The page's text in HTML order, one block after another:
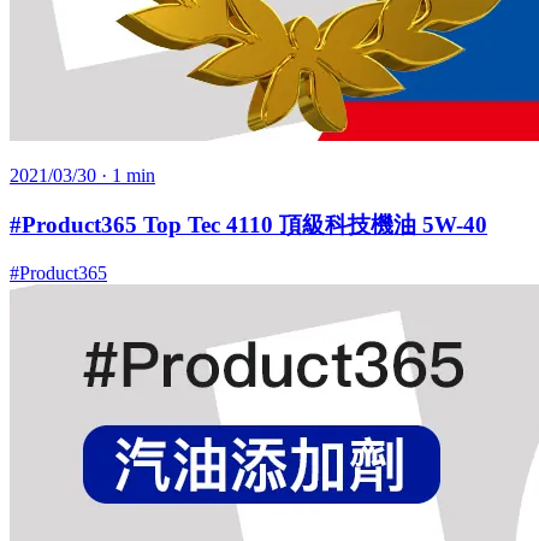
2021/03/30 · 1 min
#Product365 Top Tec 4110 頂級科技機油 5W-40
#Product365